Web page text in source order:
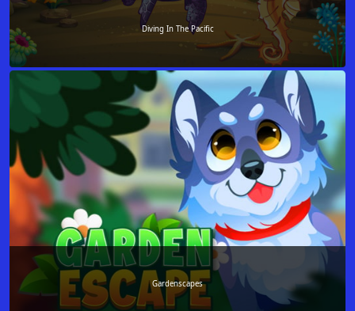
Diving In The Pacific
Gardenscapes